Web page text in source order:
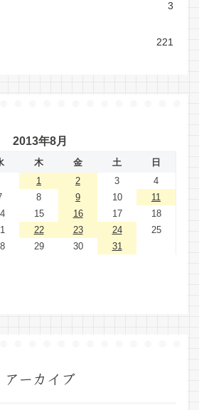
3
221
2013年8月
木 金 土
日
1
2 3
4
8 9 10
11
15 16 17
18
22 23 24
25
29 30 31
アーカイブ